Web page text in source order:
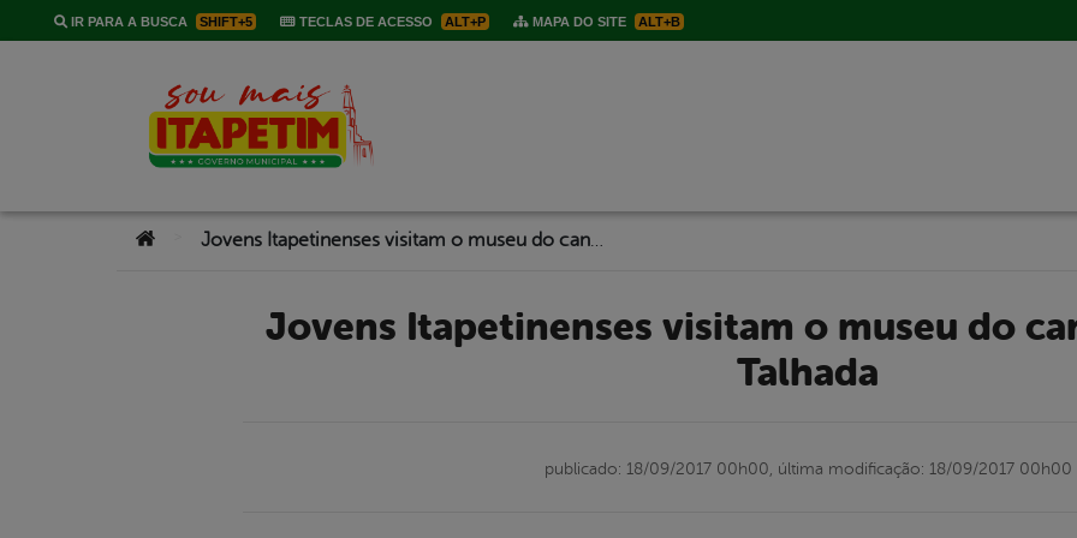
IR PARA A BUSCA SHIFT+5 TECLAS DE ACESSO ALT+P MAPA DO SITE ALT+B
Você está aqui: Jovens Itapetinenses visitam o museu do cangaço em Serra Talhada
Jovens Itapetinenses visitam o museu do cangaço em Serra
Talhada
publicado: 18/09/2017 00h00, última modificação: 18/09/2017 00h00